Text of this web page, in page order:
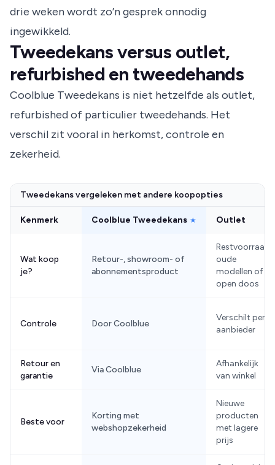
drie weken wordt zo’n gesprek onnodig
ingewikkeld.
Tweedekans versus outlet,
refurbished en tweedehands
Coolblue Tweedekans is niet hetzelfde als outlet,
refurbished of particulier tweedehands. Het
verschil zit vooral in herkomst, controle en
zekerheid.
Tweedekans vergeleken met andere koopopties
Kenmerk Coolblue Tweedekans ★ Outlet
Wat koop
je?
Retour-, showroom- of
abonnementsproduct
Restvoorraad,
oude
modellen of
open doos
Controle Door Coolblue
Verschilt per
aanbieder
Retour en
garantie
Via Coolblue
Afhankelijk
van winkel
Beste voor
Korting met
webshopzekerheid
Nieuwe
producten
met lagere
prijs